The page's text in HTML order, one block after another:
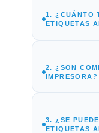
1. ¿CUÁNTO
ETIQUETAS
durar años
2. ¿SON
IMPRESORA?
impresoras
3. ¿SE
ETIQUETAS